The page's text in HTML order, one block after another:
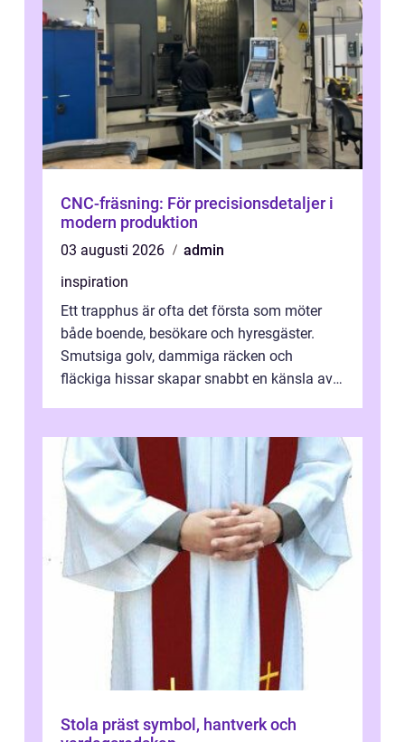
CNC-fräsning: För precisionsdetaljer i
modern produktion
03 augusti 2026
admin
inspiration
Ett trapphus är ofta det första som möter
både boende, besökare och hyresgäster.
Smutsiga golv, dammiga räcken och
fläckiga hissar skapar snabbt en känsla av
Stola präst symbol, hantverk och